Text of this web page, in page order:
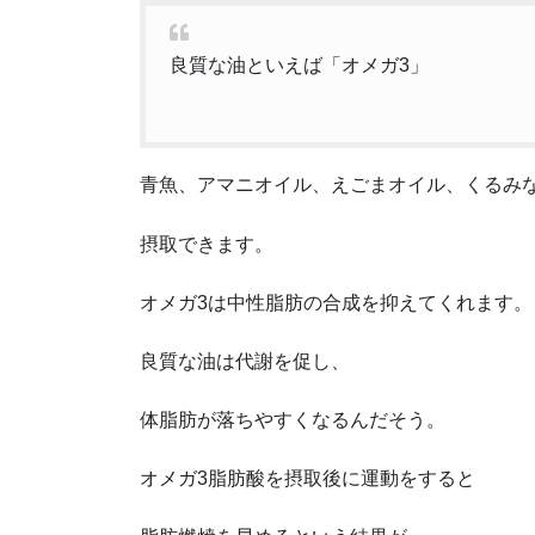
良質な油といえば「オメガ3」
青魚、アマニオイル、えごまオイル、くるみ
摂取できます。
オメガ3は中性脂肪の合成を抑えてくれます。
良質な油は代謝を促し、
体脂肪が落ちやすくなるんだそう。
オメガ3脂肪酸を摂取後に運動をすると